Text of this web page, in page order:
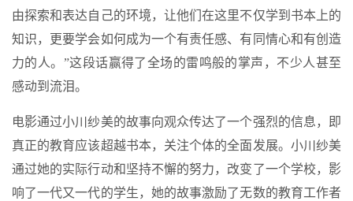
由探索和表达自己的环境，让他们在这里不仅学到书本上的
知识，更要学会如何成为一个有责任感、有同情心和有创造
力的人。”这段话赢得了全场的雷鸣般的掌声，不少人甚至
感动到流泪。
电影通过小川纱美的故事向观众传达了一个强烈的信息，即
真正的教育应该超越书本，关注个体的全面发展。小川纱美
通过她的实际行动和坚持不懈的努力，改变了一个学校，影
响了一代又一代的学生，她的故事激励了无数的教育工作者